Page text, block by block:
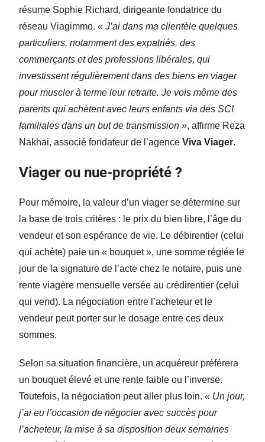
résume Sophie Richard, dirigeante fondatrice du
réseau Viagimmo. « J’ai dans ma clientèle quelques
particuliers, notamment des expatriés, des
commerçants et des professions libérales, qui
investissent régulièrement dans des biens en viager
pour muscler à terme leur retraite. Je vois même des
parents qui achètent avec leurs enfants via des SCI
familiales dans un but de transmission », affirme Reza
Nakhai, associé fondateur de l’agence Viva Viager.
Viager ou nue-propriété ?
Pour mémoire, la valeur d’un viager se détermine sur
la base de trois critères : le prix du bien libre, l’âge du
vendeur et son espérance de vie. Le débirentier (celui
qui achète) paie un « bouquet », une somme réglée le
jour de la signature de l’acte chez le notaire, puis une
rente viagère mensuelle versée au crédirentier (celui
qui vend). La négociation entre l’acheteur et le
vendeur peut porter sur le dosage entre ces deux
sommes.
Selon sa situation financière, un acquéreur préférera
un bouquet élevé et une rente faible ou l’inverse.
Toutefois, la négociation peut aller plus loin. « Un jour,
j’ai eu l’occasion de négocier avec succès pour
l’acheteur, la mise à sa disposition deux semaines